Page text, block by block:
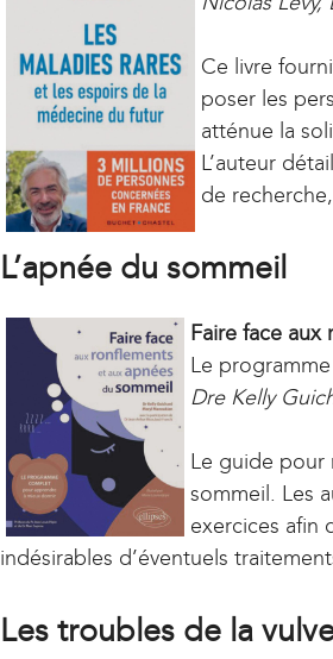
r
n
a
l
)
Ce livre
poser les
atténue la
L’auteur
de
L’apnée du sommeil
Faire face aux
Le
Dre Kelly
Le guide pour
sommeil. Les
exercices afin
indésirables d’éventuels
Les troubles de la